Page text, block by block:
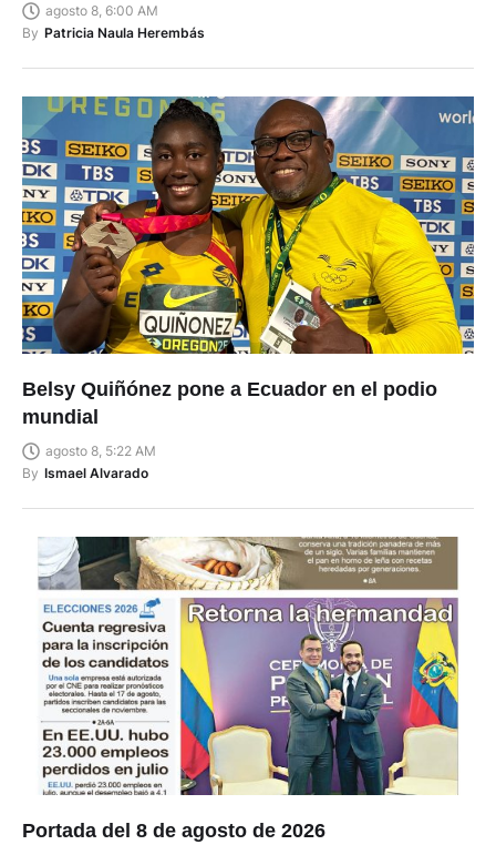
agosto 8, 6:00 AM
By Patricia Naula Herembás
Belsy Quiñónez pone a Ecuador en el podio
mundial
agosto 8, 5:22 AM
By Ismael Alvarado
Portada del 8 de agosto de 2026